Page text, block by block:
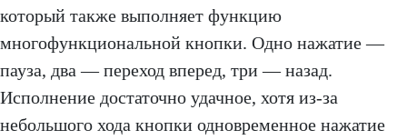
который также выполняет функцию
многофункциональной кнопки. Одно нажатие —
пауза, два — переход вперед, три — назад.
Исполнение достаточно удачное, хотя из-за
небольшого хода кнопки одновременное нажатие